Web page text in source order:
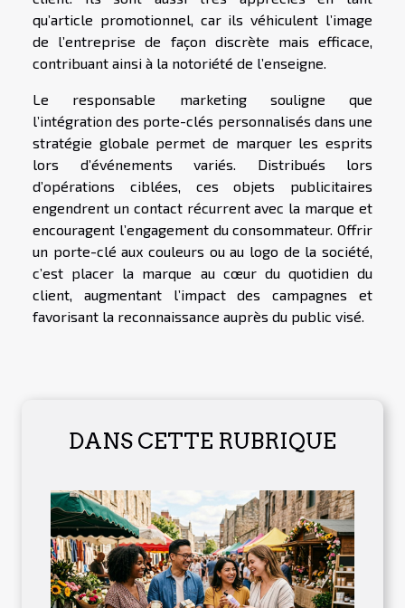
qu’article promotionnel, car ils véhiculent l’image
de l’entreprise de façon discrète mais efficace,
contribuant ainsi à la notoriété de l’enseigne.
Le responsable marketing souligne que
l’intégration des porte-clés personnalisés dans une
stratégie globale permet de marquer les esprits
lors d’événements variés. Distribués lors
d’opérations ciblées, ces objets publicitaires
engendrent un contact récurrent avec la marque et
encouragent l’engagement du consommateur. Offrir
un porte-clé aux couleurs ou au logo de la société,
c’est placer la marque au cœur du quotidien du
client, augmentant l’impact des campagnes et
favorisant la reconnaissance auprès du public visé.
DANS CETTE RUBRIQUE